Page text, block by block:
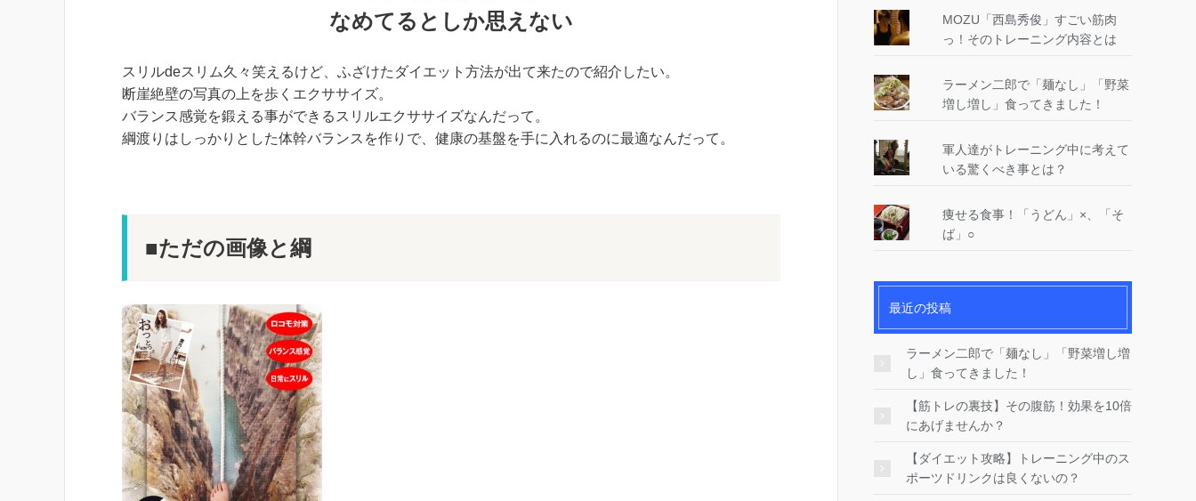
なめてるとしか思えない
スリルdeスリム久々笑えるけど、ふざけたダイエット方法が出て来たので紹介したい。
断崖絶壁の写真の上を歩くエクササイズ。
バランス感覚を鍛える事ができるスリルエクササイズなんだって。
綱渡りはしっかりとした体幹バランスを作りで、健康の基盤を手に入れるのに最適なんだって。
■ただの画像と綱
MOZU「西島秀俊」すごい筋肉
っ！そのトレーニング内容とは
ラーメン二郎で「麺なし」「野菜
増し増し」食ってきました！
軍人達がトレーニング中に考えて
いる驚くべき事とは？
痩せる食事！「うどん」×、「そ
ば」○
最近の投稿
ラーメン二郎で「麺なし」「野菜増し増
し」食ってきました！
【筋トレの裏技】その腹筋！効果を10倍
にあげませんか？
【ダイエット攻略】トレーニング中のス
ポーツドリンクは良くないの？